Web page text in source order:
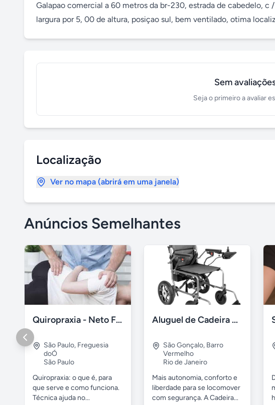
Galapao comercial a 60 metros da br-230, estrada de cabedelo,
largura por 5, 00 de altura, posiçao sul, bem ventilado, otima
Sem
Seja o primeiro a avaliar
Localização
Ver no mapa (abrirá em uma janela)
Anúncios Semelhantes
Quiropraxia - Neto Freguesia do Ó
São Paulo, Freguesia
doÓ
São Paulo
Quiropraxia: o que é, para
que serve e como funciona.
Técnica ajuda no...
Aluguel de Cadeira de Rodas Motorizada RJ
São Gonçalo, Barro
Vermelho
Rio de Janeiro
Mais autonomia, conforto e
liberdade para se locomover
com segurança. A Cadeira...